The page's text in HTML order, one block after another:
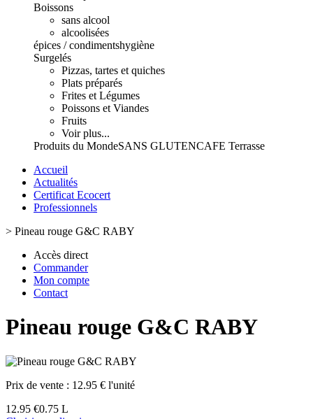
Boissons
sans alcool
alcoolisées
épices / condimentshygiène
Surgelés
Pizzas, tartes et quiches
Plats préparés
Frites et Légumes
Poissons et Viandes
Fruits
Voir plus...
Produits du MondeSANS GLUTENCAFE Terrasse
Accueil
Actualités
Certificat Ecocert
Professionnels
> Pineau rouge G&C RABY
Accès direct
Commander
Mon compte
Contact
Pineau rouge G&C RABY
Prix de vente : 12.95 € l'unité
12.95 €0.75 L